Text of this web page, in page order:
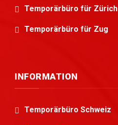
Temporärbüro für Zürich
Temporärbüro für Zug
INFORMATION
Temporärbüro Schweiz